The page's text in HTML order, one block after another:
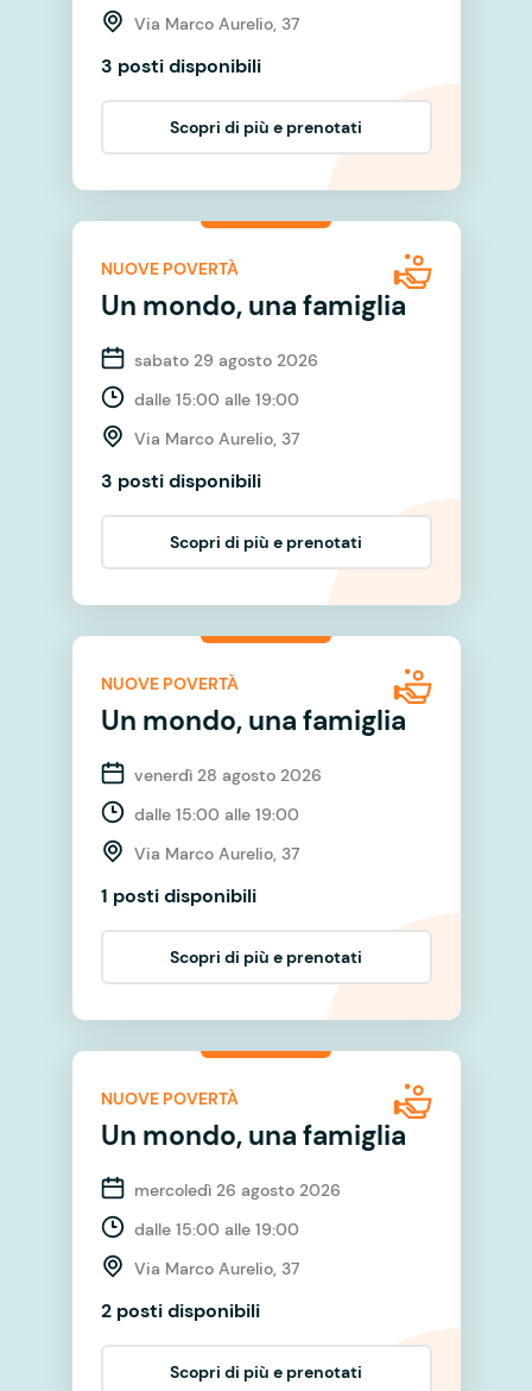
Via Marco Aurelio, 37
3 posti disponibili
Scopri di più e prenotati
NUOVE POVERTÀ
Un mondo, una famiglia
sabato 29 agosto 2026
dalle 15:00 alle 19:00
Via Marco Aurelio, 37
3 posti disponibili
Scopri di più e prenotati
NUOVE POVERTÀ
Un mondo, una famiglia
venerdì 28 agosto 2026
dalle 15:00 alle 19:00
Via Marco Aurelio, 37
1 posti disponibili
Scopri di più e prenotati
NUOVE POVERTÀ
Un mondo, una famiglia
mercoledì 26 agosto 2026
dalle 15:00 alle 19:00
Via Marco Aurelio, 37
2 posti disponibili
Scopri di più e prenotati